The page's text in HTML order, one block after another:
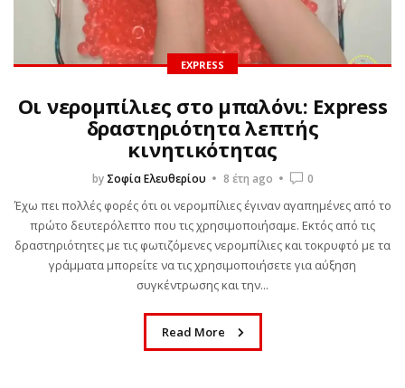
EXPRESS
Οι νερομπίλιες στο μπαλόνι: Express
δραστηριότητα λεπτής
κινητικότητας
by Σοφία Ελευθερίου 8 έτη ago 0
Έχω πει πολλές φορές ότι οι νερομπίλιες έγιναν αγαπημένες από το
πρώτο δευτερόλεπτο που τις χρησιμοποιήσαμε. Εκτός από τις
δραστηριότητες με τις φωτιζόμενες νερομπίλιες και τοκρυφτό με τα
γράμματα μπορείτε να τις χρησιμοποιήσετε για αύξηση
συγκέντρωσης και την...
Read More